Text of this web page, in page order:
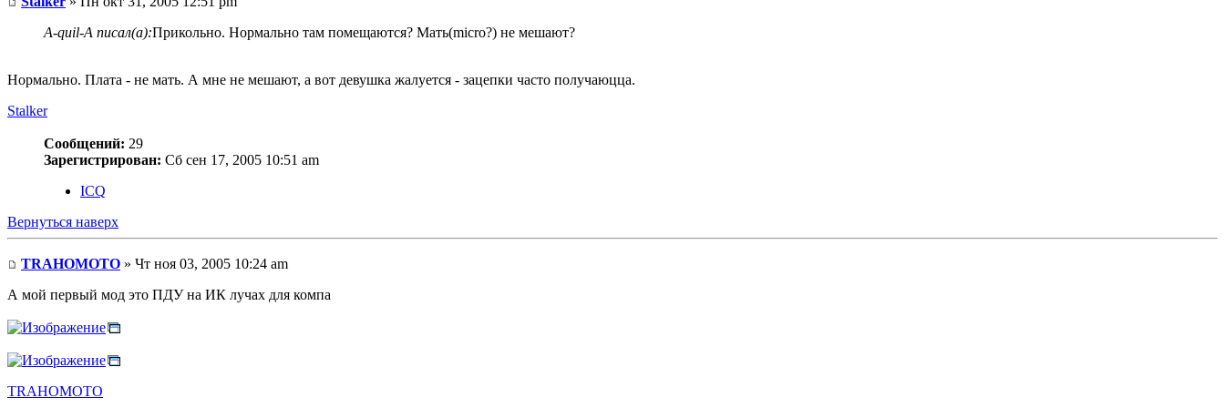
A-quil-A писал(а):Прикольно. Нормально там помещаются? Мать(micro?) не мешают?
Нормально. Плата - не мать. А мне не мешают, а вот девушка жалуется - зацепки часто получаюцца.
Stalker
Сообщений: 29
Зарегистрирован: Сб сен 17, 2005 10:51 am
ICQ
Вернуться наверх
TRAHOMOTO » Чт ноя 03, 2005 10:24 am
А мой первый мод это ПДУ на ИК лучах для компа
TRAHOMOTO